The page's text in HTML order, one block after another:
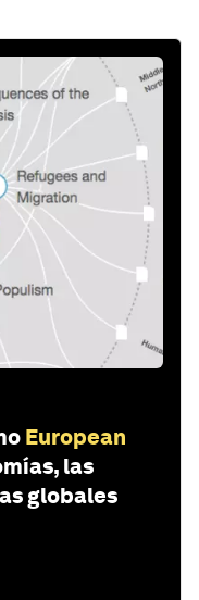
European
las
globales